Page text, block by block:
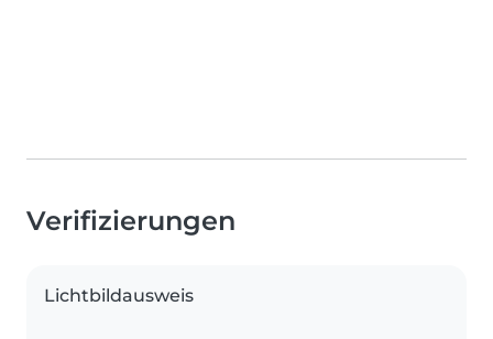
Verifizierungen
Lichtbildausweis